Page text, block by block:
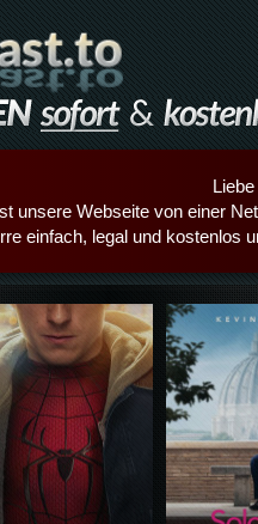
unsere Webseite von einer
einfach, legal und kostenlos